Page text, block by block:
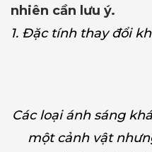
nhiên cần lưu ý.
1. Đặc tính thay đổi
Các loại ánh sáng
một cảnh vật